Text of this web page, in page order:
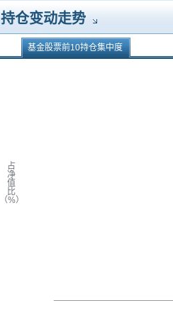
持仓变动走势
基金股票前10持仓集中度
占
净
值
比
（%）